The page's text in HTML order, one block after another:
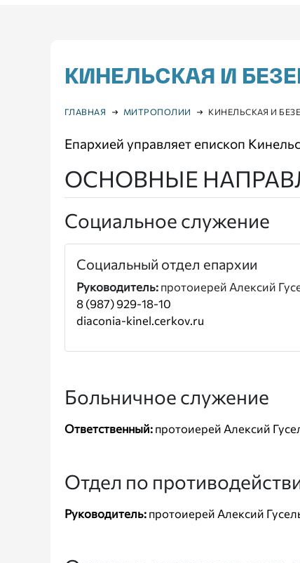
КИНЕЛЬСКАЯ И
ГЛАВНАЯ МИТРОПОЛИИ КИНЕЛЬСКАЯ И
Епархией управляет епископ
ОСНОВНЫЕ
Социальное служение
Социальный отдел епархии
Руководитель: протоиерей Алексий
8 (987) 929-18-10
diaconia-kinel.cerkov.ru
Больничное служение
Ответственный: протоиерей Алексий
Отдел по
Руководитель: протоиерей Алексий